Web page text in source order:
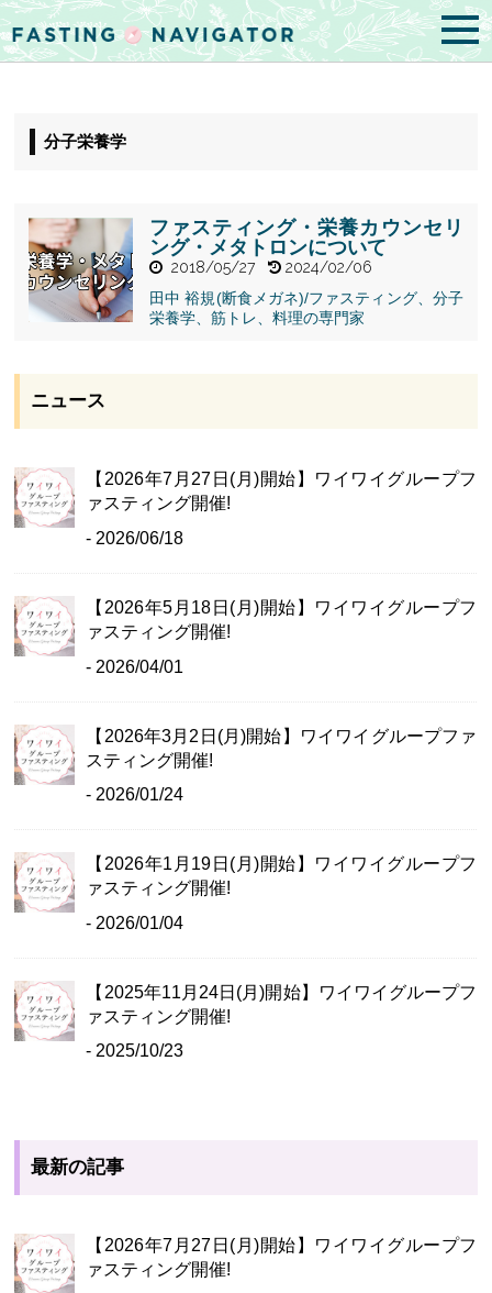
分子栄養学
ング・メタト
ファスティング・栄養カウンセリ
ング・メタトロンについて
2018/05/27
2024/02/06
田中 裕規(断食メガネ)/ファスティング、分子
栄養学、筋トレ、料理の専門家
ニュース
【2026年7月27日(月)開始】ワイワイグループフ
ァスティング開催!
- 2026/06/18
【2026年5月18日(月)開始】ワイワイグループフ
ァスティング開催!
- 2026/04/01
【2026年3月2日(月)開始】ワイワイグループファ
スティング開催!
- 2026/01/24
【2026年1月19日(月)開始】ワイワイグループフ
ァスティング開催!
- 2026/01/04
【2025年11月24日(月)開始】ワイワイグループフ
ァスティング開催!
- 2025/10/23
最新の記事
【2026年7月27日(月)開始】ワイワイグループフ
ァスティング開催!